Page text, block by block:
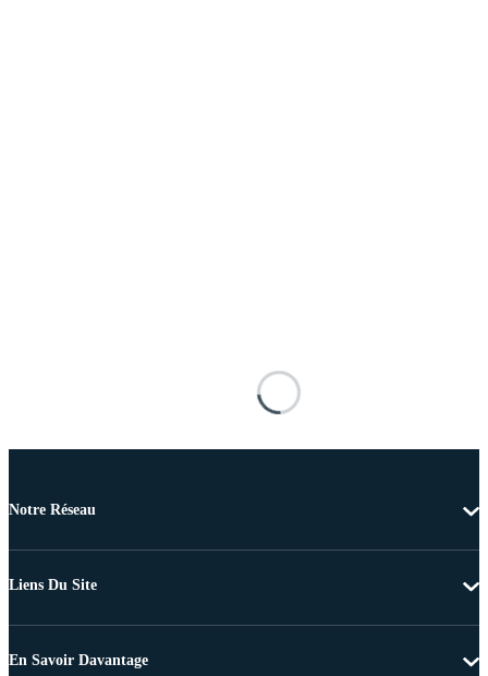
Notre Réseau
Liens Du Site
En Savoir Davantage